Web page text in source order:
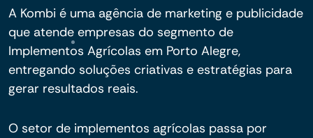
A Kombi é uma agência de marketing e publicidade
que atende empresas do segmento de
Implementos Agrícolas em Porto Alegre,
entregando soluções criativas e estratégias para
gerar resultados reais.
O setor de implementos agrícolas passa por